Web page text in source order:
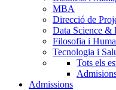
MBA
Direcció de
Data Science &
Filosofia i
Tecnologia i
Tots els
Admissions